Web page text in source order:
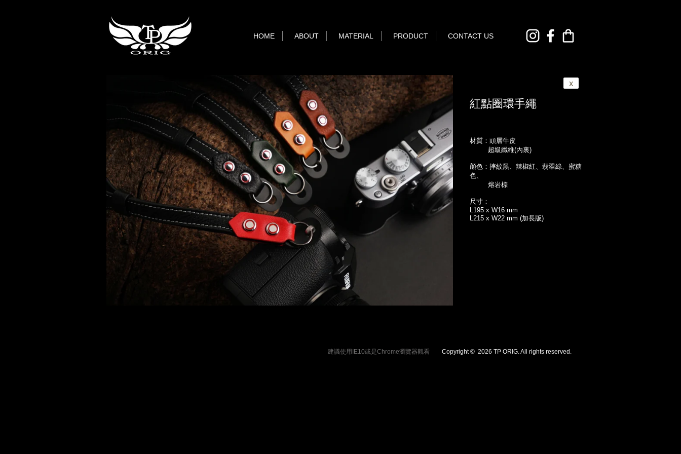
HOME ABOUT MATERIAL PRODUCT CONTACT US
x
紅點圈環手繩
材質：頭層牛皮
超級纖維(內裏)
顏色： 摔紋黑、辣椒紅、翡翠綠、蜜糖
色、
熔岩棕
尺寸：
L195 x W16 mm
L215 x W22 mm (加長版)
建議使用IE10或是Chrome瀏覽器觀看 Copyright © 2026 TP ORIG. All rights reserved.